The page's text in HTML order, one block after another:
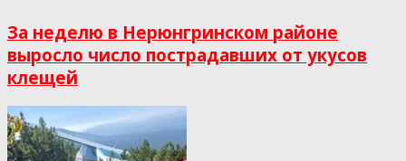
За неделю в Нерюнгринском районе
выросло число пострадавших от укусов
клещей